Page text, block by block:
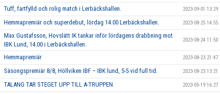
Tuff, fartfylld och rolig match i Lerbäckshallen. 2023-09-01 13:29
Hemmapremiär och superdebut, lördag 14.00 Lerbäckshallen. 2023-08-25 14:55
Max Gustafsson, Hovslätt IK tankar inför lördagens drabbning mot
IBK Lund, 14.00 i Lerbäckshallen.
2023-08-24 11:50
Hemmapremiär 2023-08-23 21:47
Säsongspremiär 8/8, Höllviken IBF – IBK lund, 5-5 vid full tid. 2023-08-23 13:21
TALANG TAR STEGET UPP TILL A-TRUPPEN 2023-05-19 16:27